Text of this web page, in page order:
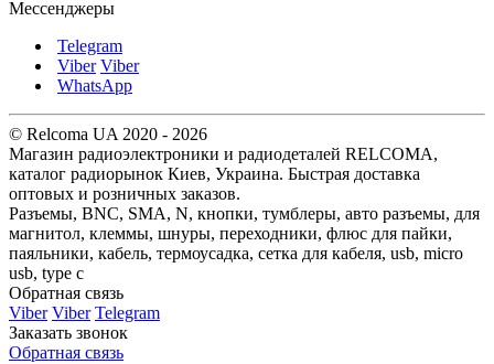
Мессенджеры
Telegram
Viber Viber
WhatsApp
© Relcoma UA 2020 - 2026
Магазин радиоэлектроники и радиодеталей RELCOMA,
каталог радиорынок Киев, Украина. Быстрая доставка
оптовых и розничных заказов.
Разъемы, BNC, SMA, N, кнопки, тумблеры, авто разъемы, для
магнитол, клеммы, шнуры, переходники, флюс для пайки,
паяльники, кабель, термоусадка, сетка для кабеля, usb, micro
usb, type c
Обратная связь
Viber Viber Telegram
Заказать звонок
Обратная связь